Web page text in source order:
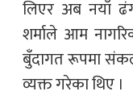
लिएर अब नयाँ
शर्माले आम
बुँदागत रूपमा
व्यक्त गरेका थिए ।